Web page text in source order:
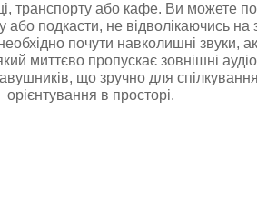
транспорту або кафе. Ви можете
або подкасти, не відволікаючись на
почути навколишні звуки,
миттєво пропускає зовнішні
що зручно для
орієнтування в просторі.